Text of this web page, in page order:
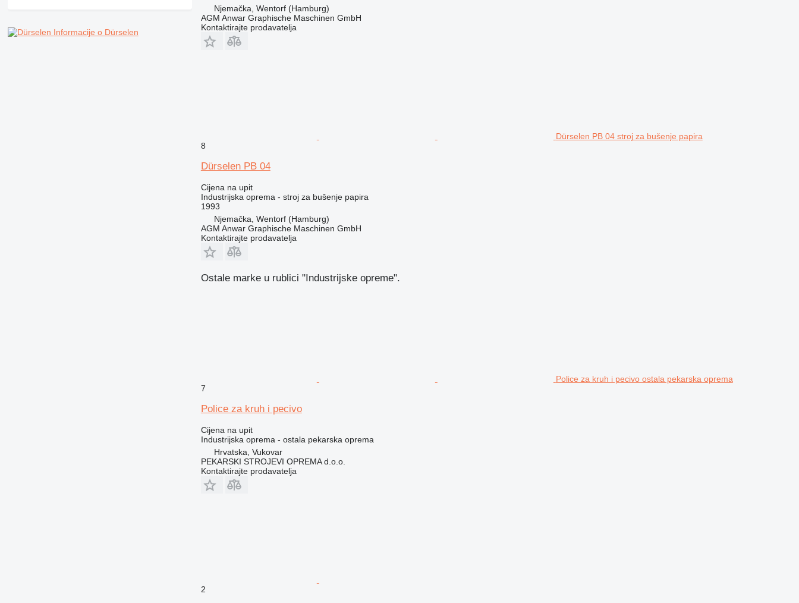
Informacije o Dürselen
Njemačka, Wentorf (Hamburg)
AGM Anwar Graphische Maschinen GmbH
Kontaktirajte prodavatelja
Dürselen PB 04 stroj za bušenje papira
8
Dürselen PB 04
Cijena na upit
Industrijska oprema - stroj za bušenje papira
1993
Njemačka, Wentorf (Hamburg)
AGM Anwar Graphische Maschinen GmbH
Kontaktirajte prodavatelja
Ostale marke u rublici "Industrijske opreme".
Police za kruh i pecivo ostala pekarska oprema
7
Police za kruh i pecivo
Cijena na upit
Industrijska oprema - ostala pekarska oprema
Hrvatska, Vukovar
PEKARSKI STROJEVI OPREMA d.o.o.
Kontaktirajte prodavatelja
2